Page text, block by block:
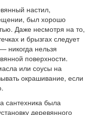
настил,
был хорошо
Даже несмотря на то,
и брызгах следует
никогда нельзя
поверхности.
или соусы на
окрашивание, если
сантехника была
деревянного